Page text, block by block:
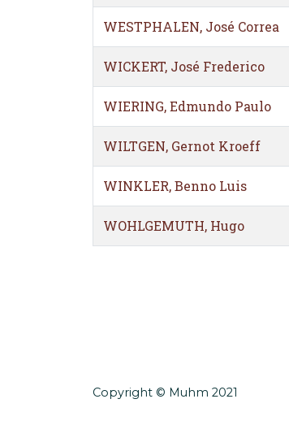
WESTPHALEN, José Correa
WICKERT, José Frederico
WIERING, Edmundo Paulo
WILTGEN, Gernot Kroeff
WINKLER, Benno Luis
WOHLGEMUTH, Hugo
Copyright © Muhm 2021